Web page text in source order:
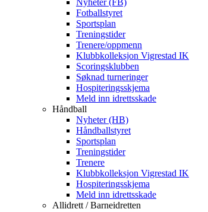
Nyheter (FB)
Fotballstyret
Sportsplan
Treningstider
Trenere/oppmenn
Klubbkolleksjon Vigrestad IK
Scoringsklubben
Søknad turneringer
Hospiteringsskjema
Meld inn idrettsskade
Håndball
Nyheter (HB)
Håndballstyret
Sportsplan
Treningstider
Trenere
Klubbkolleksjon Vigrestad IK
Hospiteringsskjema
Meld inn idrettsskade
Allidrett / Barneidretten